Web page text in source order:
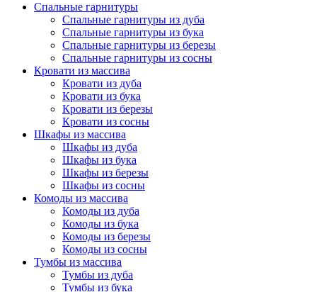
Спальные гарнитуры
Спальные гарнитуры из дуба
Спальные гарнитуры из бука
Спальные гарнитуры из березы
Спальные гарнитуры из сосны
Кровати из массива
Кровати из дуба
Кровати из бука
Кровати из березы
Кровати из сосны
Шкафы из массива
Шкафы из дуба
Шкафы из бука
Шкафы из березы
Шкафы из сосны
Комоды из массива
Комоды из дуба
Комоды из бука
Комоды из березы
Комоды из сосны
Тумбы из массива
Тумбы из дуба
Тумбы из бука